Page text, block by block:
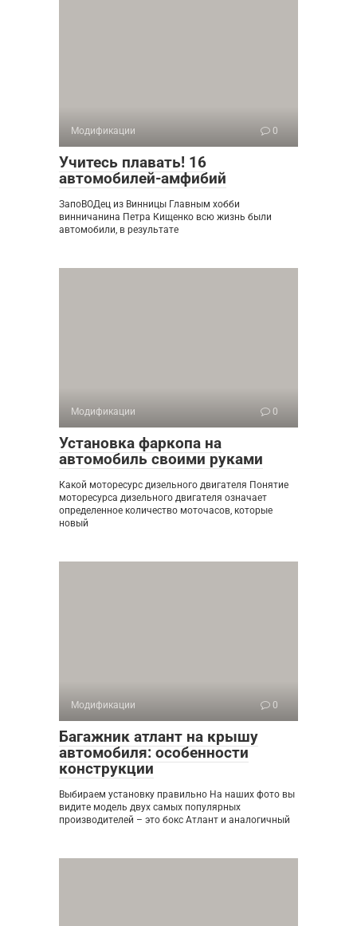
Модификации 0
Учитесь плавать! 16
автомобилей-амфибий
ЗапоВОДец из Винницы Главным хобби
винничанина Петра Кищенко всю жизнь были
автомобили, в результате
Модификации 0
Установка фаркопа на
автомобиль своими руками
Какой моторесурс дизельного двигателя Понятие
моторесурса дизельного двигателя означает
определенное количество моточасов, которые
новый
Модификации 0
Багажник атлант на крышу
автомобиля: особенности
конструкции
Выбираем установку правильно На наших фото вы
видите модель двух самых популярных
производителей – это бокс Атлант и аналогичный